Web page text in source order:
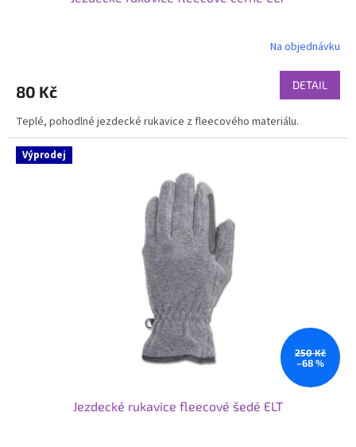
Na objednávku
80 Kč DETAIL
Teplé, pohodlné jezdecké rukavice z fleecového materiálu.
Výprodej
250 Kč
–68 %
Jezdecké rukavice fleecové šedé ELT